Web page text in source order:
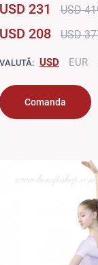
USD 231 USD
USD 208 USD
VALUTĂ: USD EUR
Comanda